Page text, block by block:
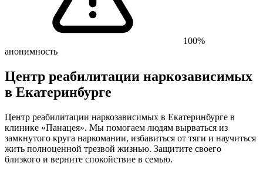
100%
анонимность
Центр реабилитации наркозависимых
в Екатеринбурге
Центр реабилитации наркозависимых в Екатеринбурге в
клинике «Панацея». Мы помогаем людям вырваться из
замкнутого круга наркомании, избавиться от тяги и научиться
жить полноценной трезвой жизнью. Защитите своего
близкого и верните спокойствие в семью.